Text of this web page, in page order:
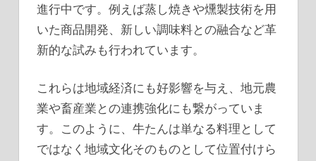
進行中です。例えば蒸し焼きや燻製技術を用
いた商品開発、新しい調味料との融合など革
新的な試みも行われています。
これらは地域経済にも好影響を与え、地元農
業や畜産業との連携強化にも繋がっていま
す。このように、牛たんは単なる料理として
ではなく地域文化そのものとして位置付けら